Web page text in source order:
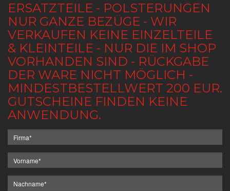
ERSATZTEILE - POLSTERUNGEN
NUR GANZE BEZÜGE - WIR
VERKAUFEN KEINE EINZELTEILE
& KLEINTEILE - NUR DIE IM SHOP
VORHANDEN SIND - RÜCKGABE
DER WARE NICHT MÖGLICH -
MINDESTBESTELLWERT 200 EUR.
GUTSCHEINE FINDEN KEINE
ANWENDUNG.